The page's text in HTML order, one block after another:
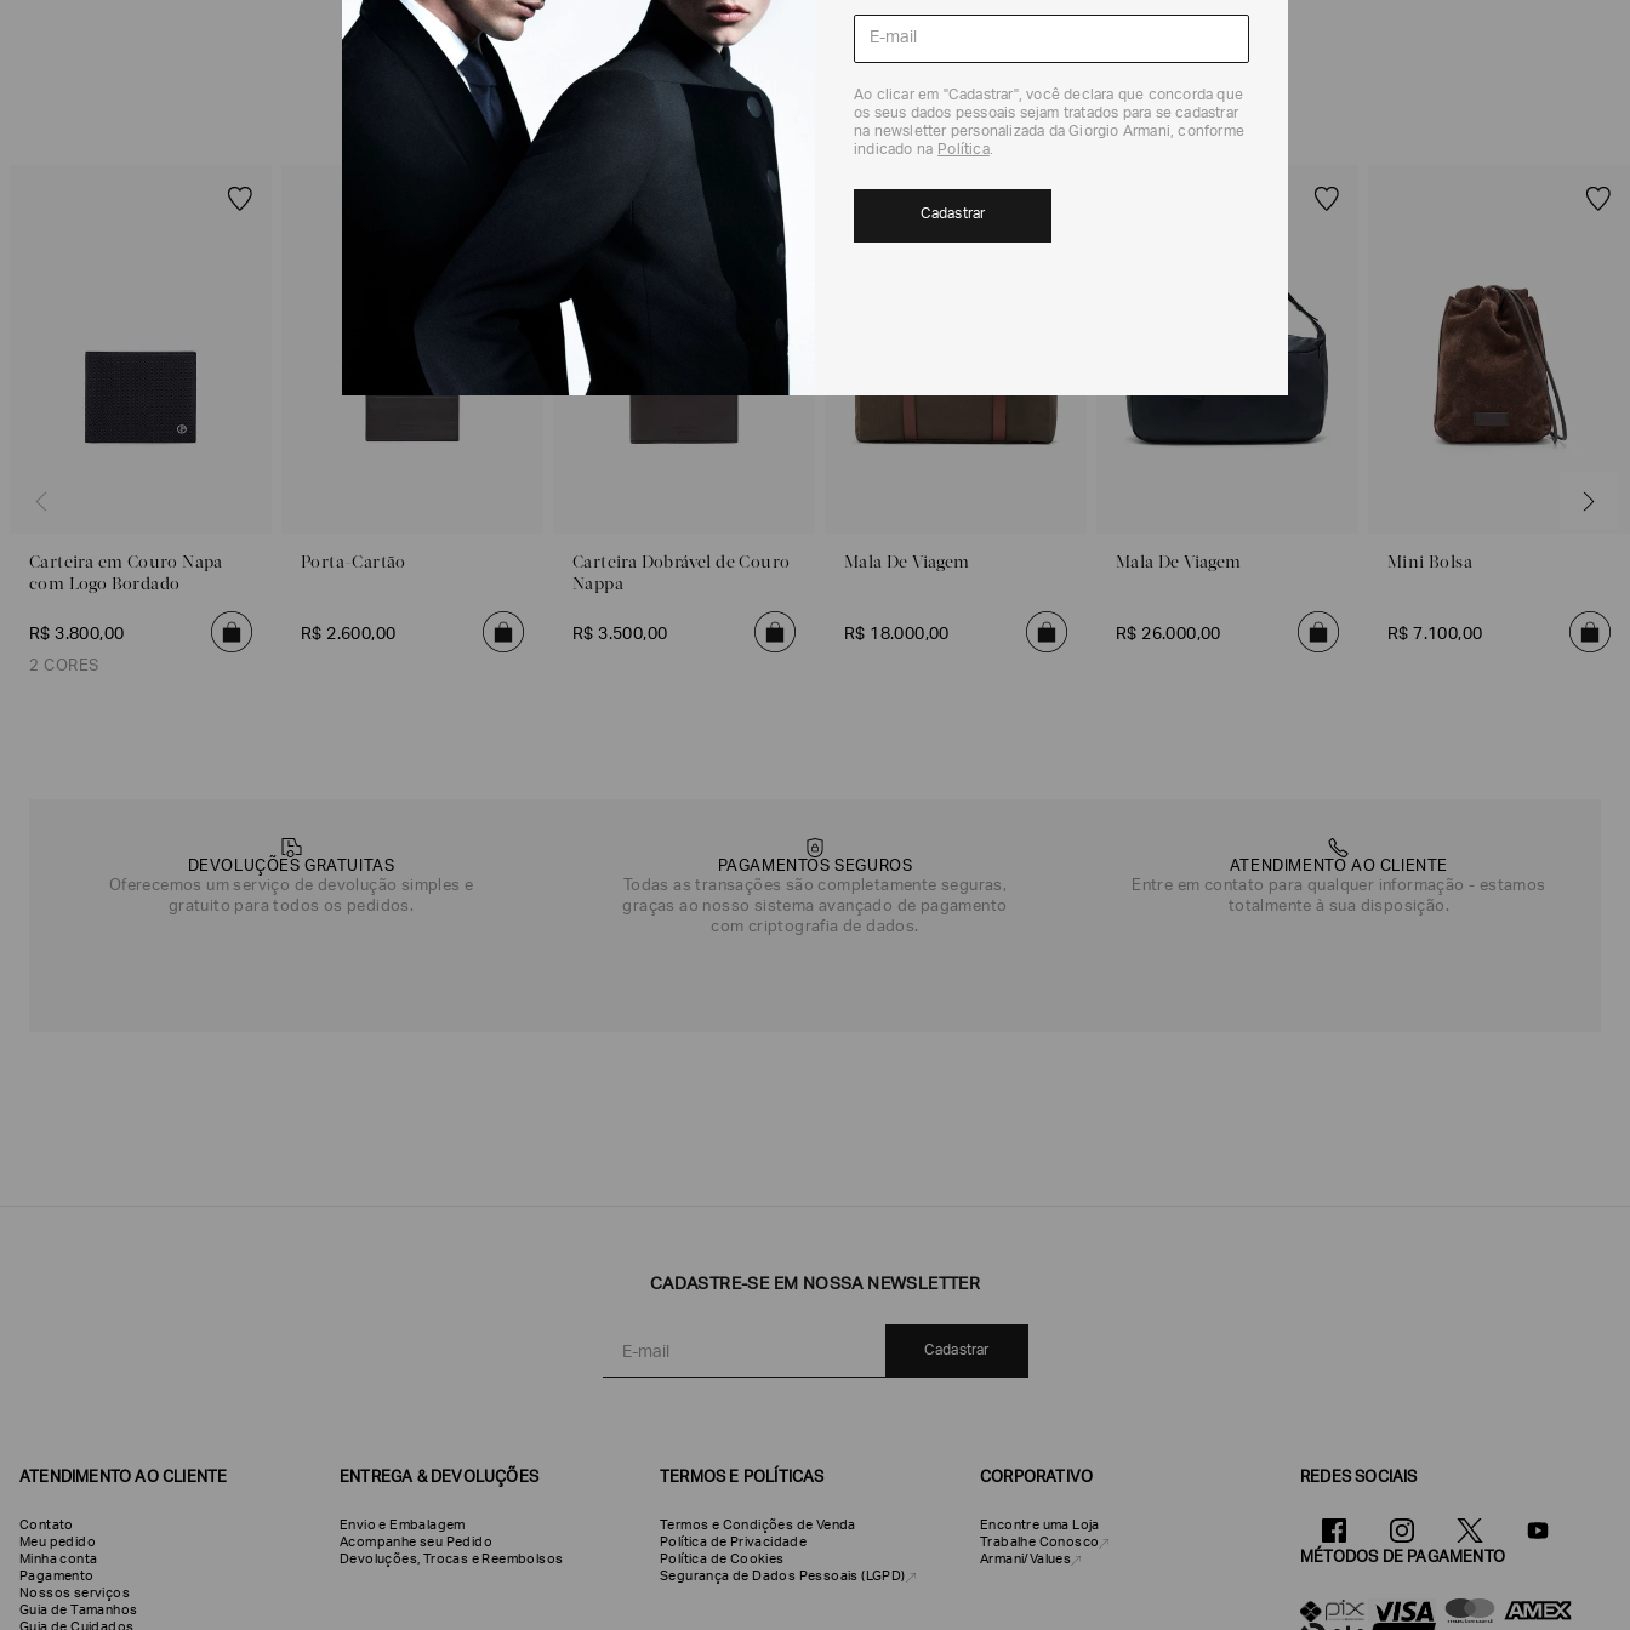
contados do recebimento dos Produtos. E a troca pode ser feita em até 30
Para mais informações sobre as condições de troca ou devolução, consulte a
Política de Trocas e Devoluções
RECOMENDADOS
Carteira em Couro Napa
com Logo Bordado
R$ 3.800,00
2 CORES
Porta-Cartão
R$ 2.600,00
Carteira Dobrável de Couro
Nappa
R$ 3.500,00
Mala De Viagem
R$ 18.000,00
Mala De Viagem
R$ 26.000,00
Mini Bolsa
R$ 7 .100,00
DEVOLUÇÕES GRATUITAS
Oferecemos um serviço de devolução simples e
gratuito para todos os pedidos.
PAGAMENTOS SEGUROS
Todas as transações são completamente seguras,
graças ao nosso sistema avançado de pagamento
com criptografia de dados.
ATENDIMENTO AO CLIENTE
Entre em contato para qualquer informação - estamos
totalmente à sua disposição.
CADASTRE-SE EM NOSSA NEWSLETTER
Cadastrar
ATENDIMENTO AO CLIENTE
Contato
Meu pedido
Minha conta
Pagamento
Nossos serviços
Guia de Tamanhos
ENTREGA & DEVOLUÇÕES
Envio e Embalagem
Acompanhe seu Pedido
Devoluções, Trocas e Reembolsos
TERMOS E POLÍTICAS
Termos e Condições de Venda
Política de Privacidade
Política de Cookies
Segurança de Dados Pessoais (LGPD)
CORPORATIVO
Encontre uma Loja
Trabalhe Conosco
Armani/Values
REDES SOCIAIS
MÉTODOS DE PAGAMENTO
Ao clicar em "Cadastrar", você declara que concorda que
os seus dados pessoais sejam tratados para se cadastrar
na newsletter personalizada da Giorgio Armani, conforme
indicado na Política.
Cadastrar
nos
contar
mais
Exchange
Masculinos
Values
preferências